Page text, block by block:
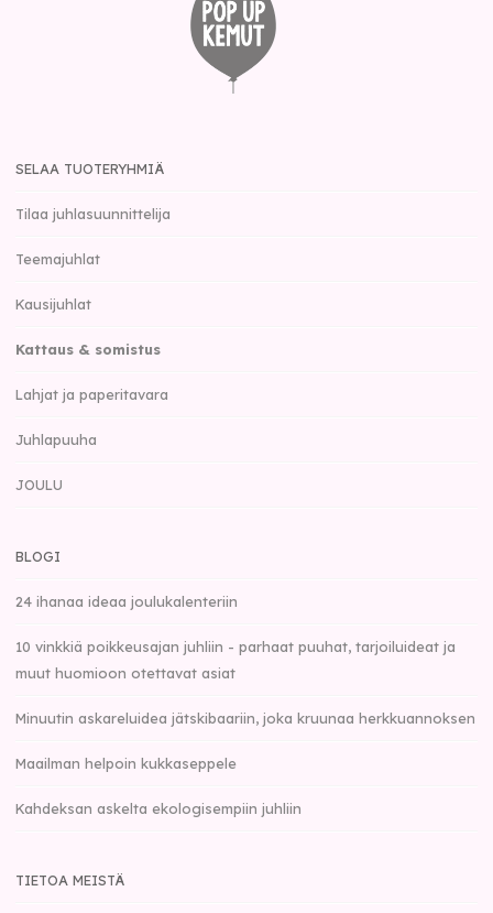
SELAA TUOTERYHMIÄ
Tilaa juhlasuunnittelija
Teemajuhlat
Kausijuhlat
Kattaus & somistus
Lahjat ja paperitavara
Juhlapuuha
JOULU
BLOGI
24 ihanaa ideaa joulukalenteriin
10 vinkkiä poikkeusajan juhliin - parhaat puuhat, tarjoiluideat ja
muut huomioon otettavat asiat
Minuutin askareluidea jätskibaariin, joka kruunaa herkkuannoksen
Maailman helpoin kukkaseppele
Kahdeksan askelta ekologisempiin juhliin
TIETOA MEISTÄ